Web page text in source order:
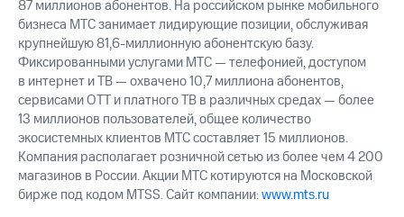
Уведомление
о
погашении
именных
облигаций
Другое
Регистратор
Реквизиты
Контакты
развитие
этика
87 миллионов абонентов. На российском рынке мобильного
бизнеса МТС занимает лидирующие позиции, обслуживая
крупнейшую 81,6-миллионную абонентскую базу.
Фиксированными услугами МТС — телефонией, доступом
в интернет и ТВ — охвачено 10,7 миллиона абонентов,
сервисами OTT и платного ТВ в различных средах — более
13 миллионов пользователей, общее количество
экосистемных клиентов МТС составляет 15 миллионов.
Компания располагает розничной сетью из более чем 4 200
магазинов в России. Акции МТС котируются на Московской
бирже под кодом MTSS. Сайт компании:www.mts.ru